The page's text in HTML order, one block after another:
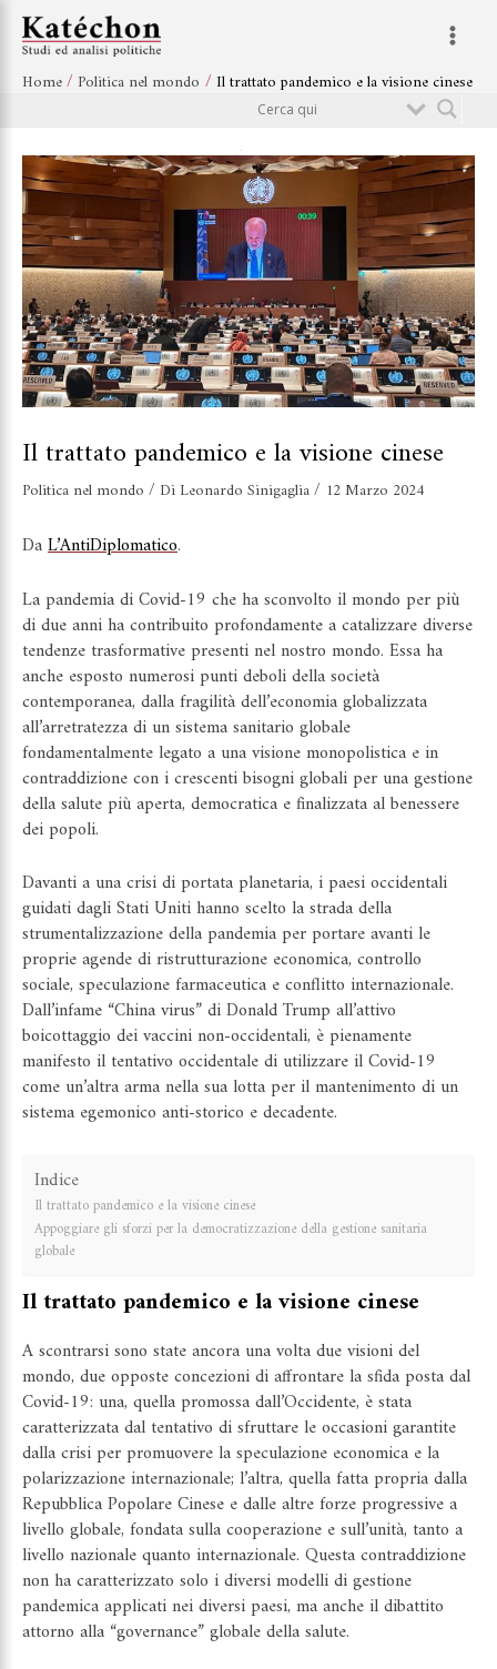
contenuto
Main
Home Politica nel mondo Il trattato pandemico e la visione cinese
Il trattato pandemico e la visione cinese
Politica nel mondo / Di Leonardo Sinigaglia/ 12 Marzo 2024
DaL’AntiDiplomatico.
La pandemia di Covid-19 che ha sconvolto il mondo per più
di due anni ha contribuito profondamente a catalizzare diverse
tendenze trasformative presenti nel nostro mondo. Essa ha
anche esposto numerosi punti deboli della società
contemporanea, dalla fragilità dell’economia globalizzata
all’arretratezza di un sistema sanitario globale
fondamentalmente legato a una visione monopolistica e in
contraddizione con i crescenti bisogni globali per una gestione
della salute più aperta, democratica e finalizzata al benessere
dei popoli.
Davanti a una crisi di portata planetaria, i paesi occidentali
guidati dagli Stati Uniti hanno scelto la strada della
strumentalizzazione della pandemia per portare avanti le
proprie agende di ristrutturazione economica, controllo
sociale, speculazione farmaceutica e conflitto internazionale.
Dall’infame “China virus” di Donald Trump all’attivo
boicottaggio dei vaccini non-occidentali, è pienamente
manifesto il tentativo occidentale di utilizzare il Covid-19
come un’altra arma nella sua lotta per il mantenimento di un
sistema egemonico anti-storico e decadente.
Indice
Il trattato pandemico e la visione cinese
Appoggiare gli sforzi per la democratizzazione della gestione sanitaria
globale
Il trattato pandemico e la visione cinese
A scontrarsi sono state ancora una volta due visioni del
mondo, due opposte concezioni di affrontare la sfida posta dal
Covid-19: una, quella promossa dall’Occidente, è stata
caratterizzata dal tentativo di sfruttare le occasioni garantite
dalla crisi per promuovere la speculazione economica e la
polarizzazione internazionale; l’altra, quella fatta propria dalla
Repubblica Popolare Cinese e dalle altre forze progressive a
livello globale, fondata sulla cooperazione e sull’unità, tanto a
livello nazionale quanto internazionale. Questa contraddizione
non ha caratterizzato solo i diversi modelli di gestione
pandemica applicati nei diversi paesi, ma anche il dibattito
attorno alla “governance” globale della salute.
Navigazione
articoli